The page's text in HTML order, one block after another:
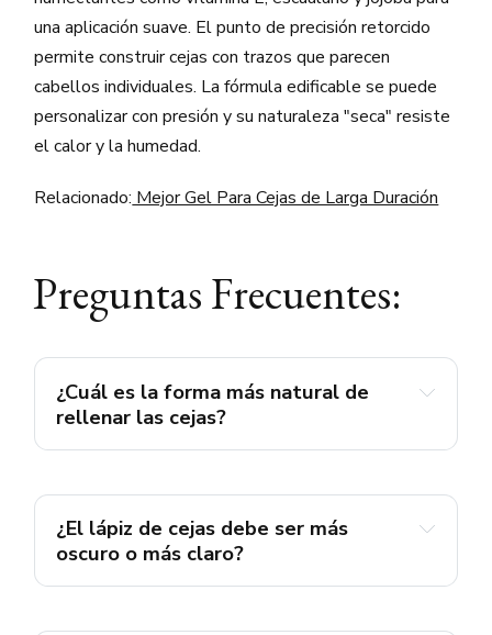
una aplicación suave. El punto de precisión retorcido
permite construir cejas con trazos que parecen
cabellos individuales. La fórmula edificable se puede
personalizar con presión y su naturaleza "seca" resiste
el calor y la humedad.
Relacionado:Mejor Gel Para Cejas de Larga Duración
Preguntas Frecuentes:
¿Cuál es la forma más natural de
rellenar las cejas?
¿El lápiz de cejas debe ser más
oscuro o más claro?